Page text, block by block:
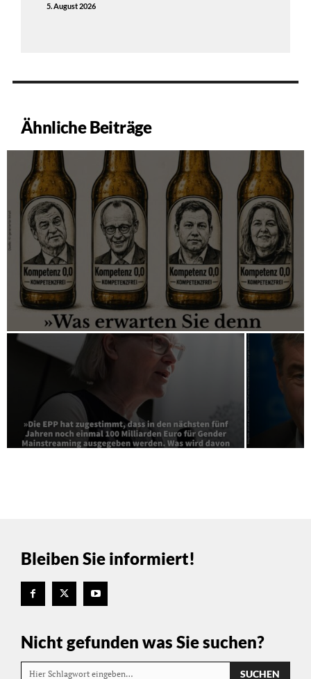
5. August 2026
Ähnliche Beiträge
Bleiben Sie informiert!
Nicht gefunden was Sie suchen?
Hier Schlagwort eingeben… SUCHEN